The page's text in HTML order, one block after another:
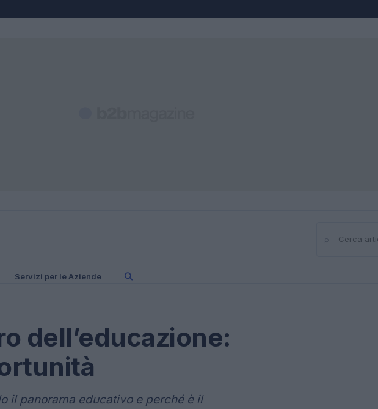
⌕Cerca
Servizi per le Aziende
dell’educazione:
il panorama educativo e perché è il